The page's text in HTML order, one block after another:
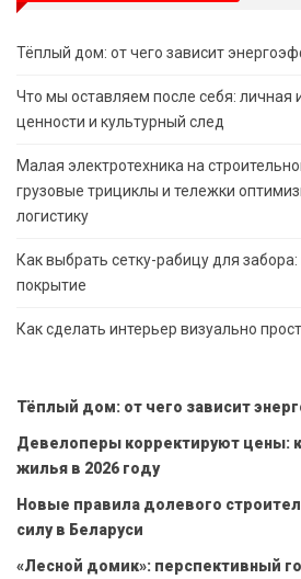
Тёплый дом: от чего зависит
Что мы оставляем после себя: личная
ценности и культурный след
Малая электротехника на
грузовые трициклы и тележки
логистику
Как выбрать сетку-рабицу для
покрытие
Как сделать интерьер визуально
Тёплый дом: от чего зависит
Девелоперы корректируют цены:
жилья в 2026 году
Новые правила долевого
силу в Беларуси
«Лесной домик»: перспективный